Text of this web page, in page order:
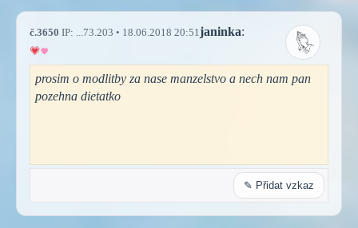
č.3650 IP: ...73.203 • 18.06.2018 20:51 janinka:
prosim o modlitby za nase manzelstvo a nech nam pan
pozehna dietatko
✎ Přidat vzkaz